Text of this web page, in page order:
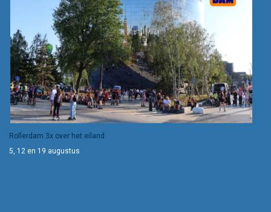
Rollerdam 3x over het eiland
5, 12 en 19 augustus